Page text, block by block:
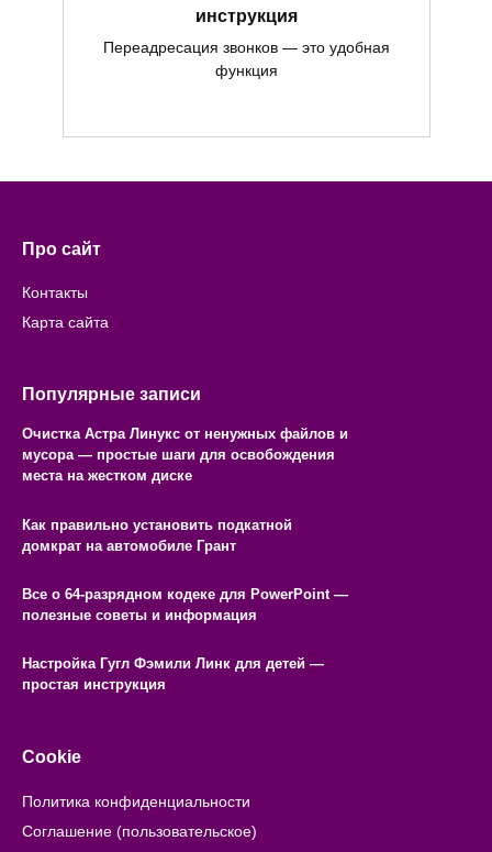
инструкция
Переадресация звонков — это удобная
функция
Про сайт
Контакты
Карта сайта
Популярные записи
Очистка Астра Линукс от ненужных файлов и
мусора — простые шаги для освобождения
места на жестком диске
Как правильно установить подкатной
домкрат на автомобиле Грант
Все о 64-разрядном кодеке для PowerPoint —
полезные советы и информация
Настройка Гугл Фэмили Линк для детей —
простая инструкция
Cookie
Политика конфиденциальности
Соглашение (пользовательское)